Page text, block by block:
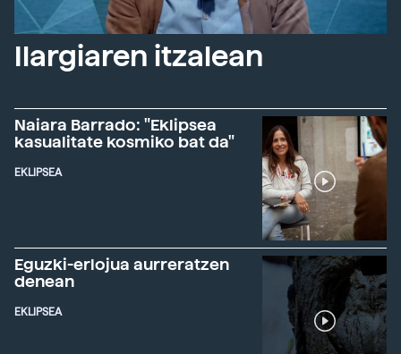
Ilargiaren itzalean
Naiara Barrado: "Eklipsea
kasualitate kosmiko bat da"
EKLIPSEA
Eguzki-erlojua aurreratzen
denean
EKLIPSEA